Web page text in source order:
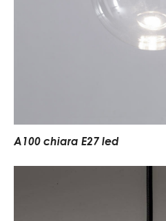
A100 chiara E27 led